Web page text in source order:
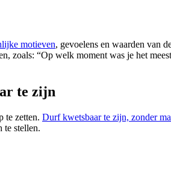
motieven, gevoelens en waarden van
zoals: “Op welk moment was je het
te zijn
te zetten. Durf kwetsbaar te zijn, zonder
te stellen.